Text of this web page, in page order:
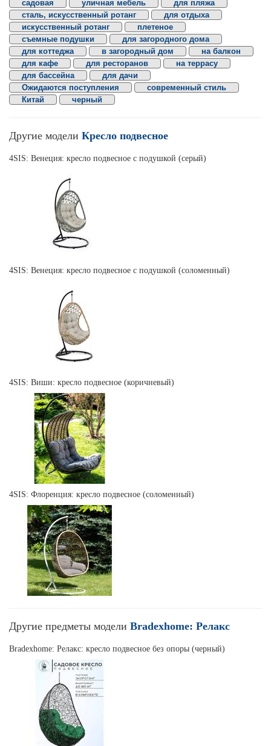
садовая уличная мебель
для пляжа
сталь, искусственный ротанг
для отдыха
искусственный ротанг
плетеное
съемные подушки
для загородного дома
для коттеджа
в загородный дом
на балкон
для кафе
для ресторанов
на террасу
для бассейна
для дачи
Ожидаются поступления
современный стиль
Китай
черный
Другие модели Кресло подвесное
4SIS: Венеция: кресло подвесное с подушкой (серый)
4SIS: Венеция: кресло подвесное с подушкой (соломенный)
4SIS: Виши: кресло подвесное (коричневый)
4SIS: Флоренция: кресло подвесное (соломенный)
Другие предметы модели Bradexhome: Релакс
Bradexhome: Релакс: кресло подвесное без опоры (черный)